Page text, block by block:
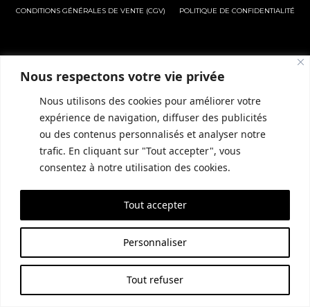
Nous respectons votre vie privée
Nous utilisons des cookies pour améliorer votre
expérience de navigation, diffuser des publicités
ou des contenus personnalisés et analyser notre
trafic. En cliquant sur "Tout accepter", vous
consentez à notre utilisation des cookies.
Personnaliser
Tout refuser
Tout accepter
Réserver une
CONDITIONS GÉNÉRALES DE VENTE (CGV)
POLITIQUE DE CONFIDENTIALITÉ